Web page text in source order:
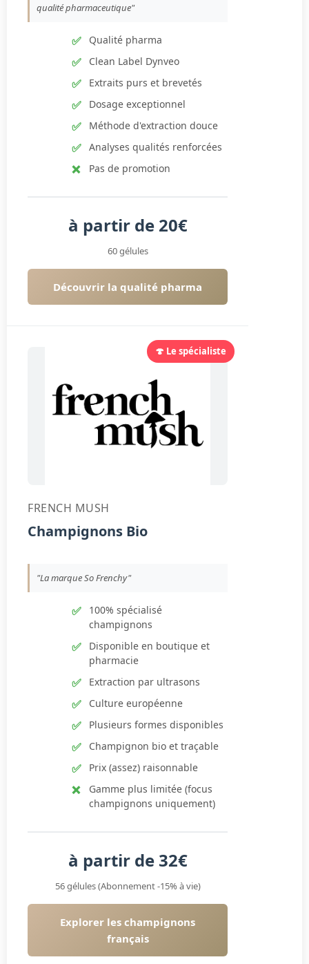
qualité pharmaceutique"
Qualité pharma
Clean Label Dynveo
Extraits purs et brevetés
Dosage exceptionnel
Méthode d'extraction douce
Analyses qualités renforcées
Pas de promotion
à partir de 20€
60 gélules
Découvrir la qualité pharma
🍄 Le spécialiste
FRENCH MUSH
Champignons Bio
"La marque So Frenchy"
100% spécialisé
champignons
Disponible en boutique et
pharmacie
Extraction par ultrasons
Culture européenne
Plusieurs formes disponibles
Champignon bio et traçable
Prix (assez) raisonnable
Gamme plus limitée (focus
champignons uniquement)
à partir de 32€
56 gélules (Abonnement -15% à vie)
Explorer les champignons
français